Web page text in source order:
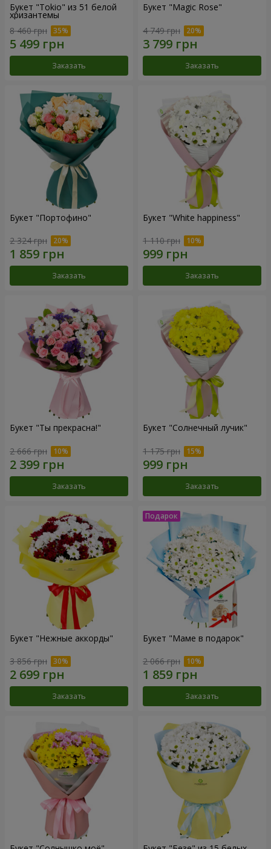
Букет "Tokio" из 51 белой
хризантемы
8 460 грн
Заказать
Букет "Magic Rose"
4 749 грн
Заказать
Букет "Портофино"
2 324 грн
Заказать
Букет "White happiness"
1 110 грн
Заказать
Букет "Ты прекрасна!"
2 666 грн
Заказать
Букет "Солнечный лучик"
1 175 грн
Заказать
Букет "Нежные аккорды"
3 856 грн
Заказать
Букет "Маме в подарок"
2 066 грн
Заказать